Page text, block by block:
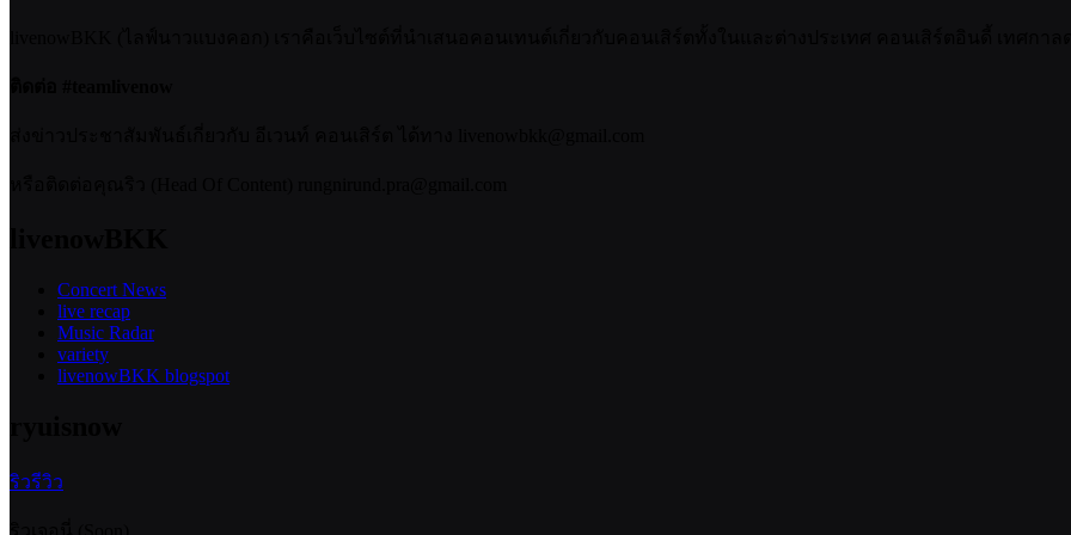
Concert News
live recap
Music Radar
variety
livenowBKK blogspot
ริวรีวิว